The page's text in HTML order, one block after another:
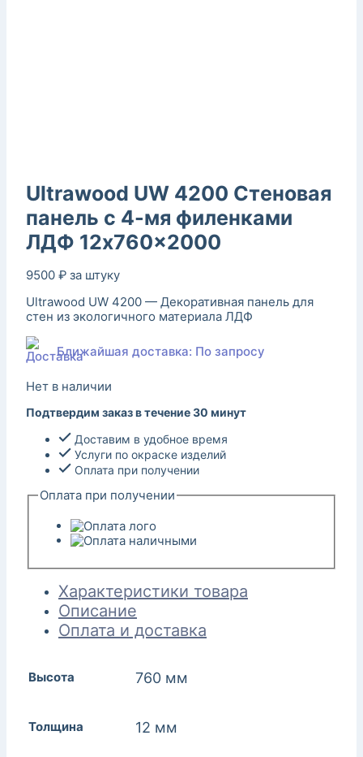
Ultrawood UW 4200 Стеновая
панель с 4-мя филенками
ЛДФ 12x760x2000
9500 ₽ за штуку
Ultrawood UW 4200 — Декоративная панель для
стен из экологичного материала ЛДФ
Ближайшая доставка: По запросу
Нет в наличии
Подтвердим заказ в течение 30 минут
Доставим в удобное время
Услуги по окраске изделий
Оплата при получении
Оплата при получении
Характеристики товара
Описание
Оплата и доставка
Высота 760 мм
Толщина 12 мм